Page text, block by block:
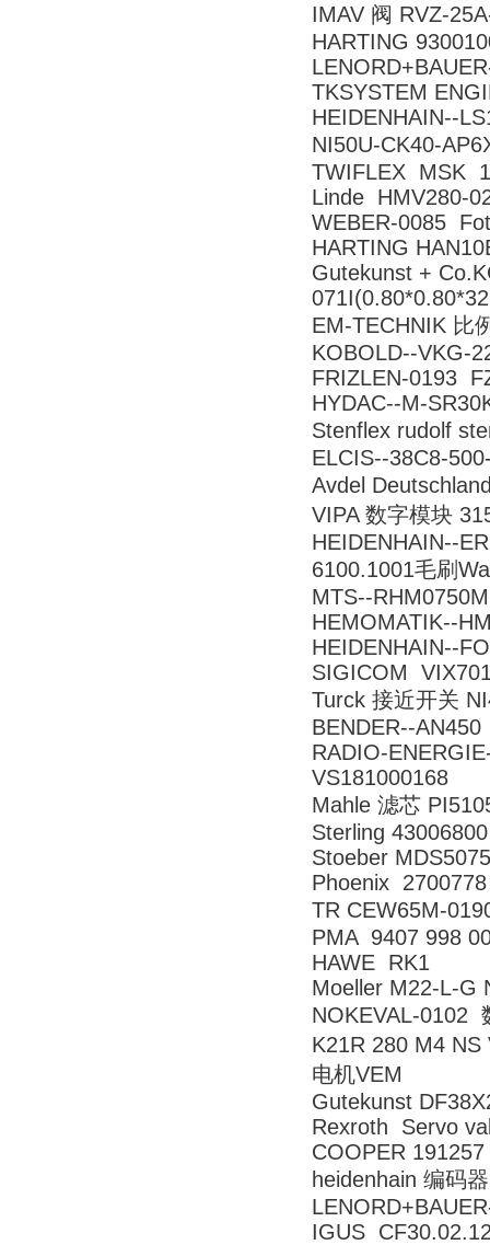
IMAV 阀 RVZ-
HARTING
TKSYSTEM
HEIDENHAIN--
NI50U-CK40-
TWIFLEX MSK
Linde HMV280-
WEBER-0085
HARTING
Gutekunst +
EM-TECHNIK 比
KOBOLD--VKG-
FRIZLEN-0193
HYDAC--M-
Stenflex rudolf
ELCIS--38C8-
Avdel
VIPA 数字模块
HEIDENHAIN--
6100.1001毛刷
MTS--
HEMOMATIK--
HEIDENHAIN--
SIGICOM
Turck 接近开关
BENDER--AN450
RADIO-
VS181000168
Mahle 滤芯
Sterling 43006800
Stoeber
Phoenix 2700778
TR CEW65M-
PMA 9407 998
HAWE RK1
Moeller M22-L-G
NOKEVAL-0102
K21R 280 M4 NS
电机VEM
Gutekunst
Rexroth Servo
COOPER 191257
heidenhain 编码
IGUS